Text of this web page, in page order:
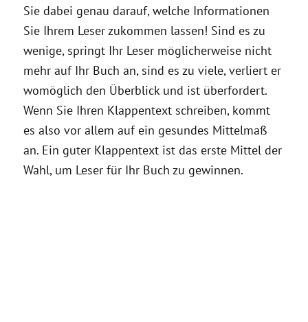
Sie dabei genau darauf, welche Informationen
Sie Ihrem Leser zukommen lassen! Sind es zu
wenige, springt Ihr Leser möglicherweise nicht
mehr auf Ihr Buch an, sind es zu viele, verliert er
womöglich den Überblick und ist überfordert.
Wenn Sie Ihren Klappentext schreiben, kommt
es also vor allem auf ein gesundes Mittelmaß
an. Ein guter Klappentext ist das erste Mittel der
Wahl, um Leser für Ihr Buch zu gewinnen.